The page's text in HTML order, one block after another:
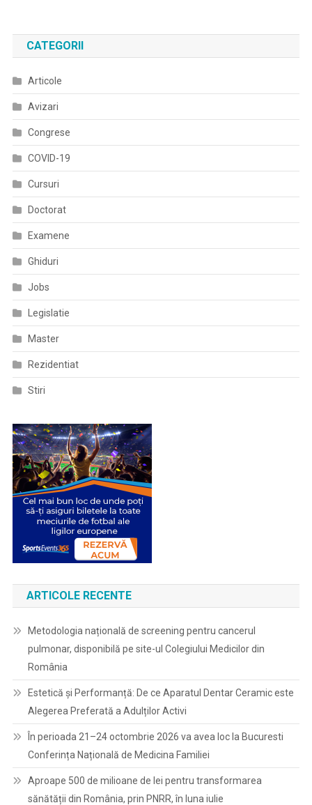
China
În
CATEGORII
Articole
Avizari
Congrese
COVID-19
Cursuri
Doctorat
Examene
Ghiduri
Jobs
Legislatie
Master
Rezidentiat
Stiri
ARTICOLE RECENTE
Metodologia națională de screening pentru cancerul
pulmonar, disponibilă pe site-ul Colegiului Medicilor din
România
Estetică și Performanță: De ce Aparatul Dentar Ceramic este
Alegerea Preferată a Adulților Activi
În perioada 21–24 octombrie 2026 va avea loc la Bucuresti
Conferința Națională de Medicina Familiei
Aproape 500 de milioane de lei pentru transformarea
sănătății din România, prin PNRR, în luna iulie